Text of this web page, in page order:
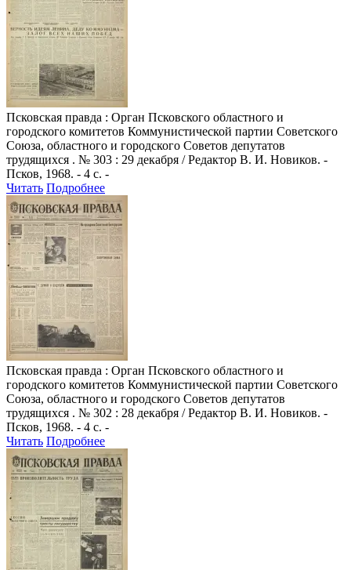
Псковская правда : Орган Псковского областного и
городского комитетов Коммунистической партии Советского
Союза, областного и городского Советов депутатов
трудящихся . № 303 : 29 декабря / Редактор В. И. Новиков. -
Псков, 1968. - 4 с. -
Читать Подробнее
Псковская правда : Орган Псковского областного и
городского комитетов Коммунистической партии Советского
Союза, областного и городского Советов депутатов
трудящихся . № 302 : 28 декабря / Редактор В. И. Новиков. -
Псков, 1968. - 4 с. -
Читать Подробнее